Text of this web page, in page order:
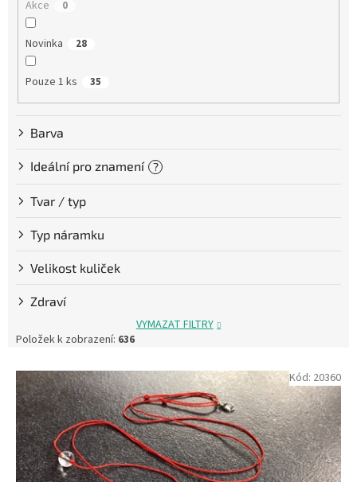
Akce 0
Novinka 28
Pouze 1 ks 35
Barva
Ideální pro znamení ?
Tvar / typ
Typ náramku
Velikost kuliček
Zdraví
VYMAZAT FILTRY
Položek k zobrazení: 636
V
p
p
Kód: 20360